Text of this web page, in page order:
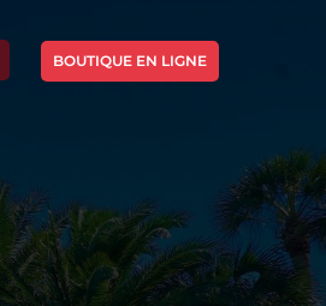
BOUTIQUE EN LIGNE